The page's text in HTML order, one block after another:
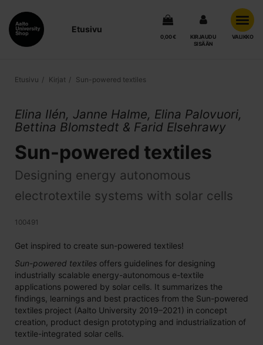
Etusivu
0,00 €
KIRJAUDU
SISÄÄN
VALIKKO
Etusivu Kirjat Sun-powered textiles
Elina Ilén, Janne Halme, Elina Palovuori,
Bettina Blomstedt & Farid Elsehrawy
Sun-powered textiles
Designing energy autonomous
electrotextile systems with solar cells
100491
Get inspired to create sun-powered textiles!
Sun-powered textiles offers guidelines for designing
industrially scalable energy-autonomous e-textile
applications powered by solar cells. It summarizes the
findings, learnings and best practices from the Sun-powered
textiles project (Aalto University 2019–2021) in concept
creation, product design prototyping and industrialization of
textile-integrated solar cells.